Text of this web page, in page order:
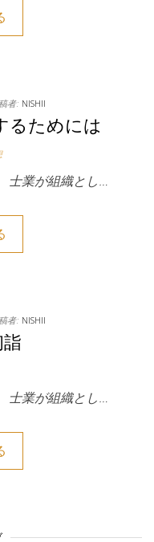
者: NISHII
るためには
士業が組織とし…
者: NISHII
士業が組織とし…